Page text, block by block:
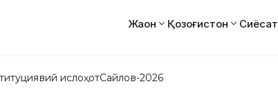
Жаҳон Қозоғистон Сиёсат
ислоҳотСайлов-2026